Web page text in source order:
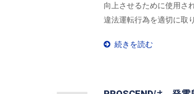
向上させるために使用さ
違法運転行為を適切に取
続きを読む